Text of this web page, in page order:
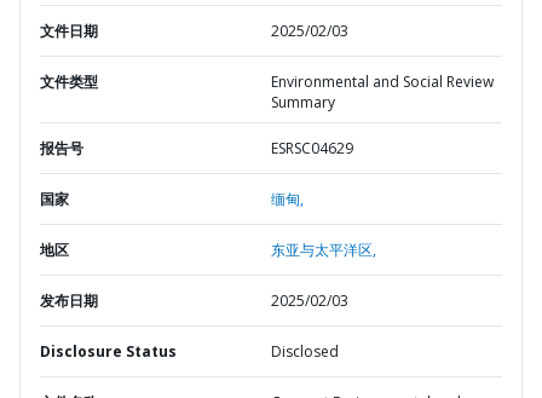
文件日期 2025/02/03
文件类型
Environmental and Social Review
Summary
报告号 ESRSC04629
国家 缅甸,
地区 东亚与太平洋区,
发布日期 2025/02/03
Disclosure Status Disclosed